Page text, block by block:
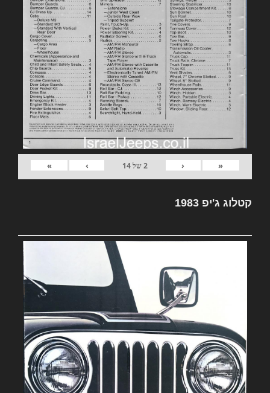
«
‹
2של14
›
»
קטלוג ג'יפ 1983